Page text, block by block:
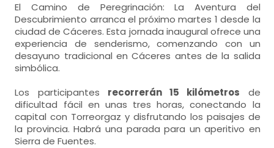
El Camino de Peregrinación: La Aventura del
Descubrimiento arranca el próximo martes 1 desde la
ciudad de Cáceres. Esta jornada inaugural ofrece una
experiencia de senderismo, comenzando con un
desayuno tradicional en Cáceres antes de la salida
simbólica.
Los participantes recorrerán 15 kilómetros de
dificultad fácil en unas tres horas, conectando la
capital con Torreorgaz y disfrutando los paisajes de
la provincia. Habrá una parada para un aperitivo en
Sierra de Fuentes.